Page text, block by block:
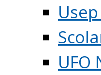
UFO